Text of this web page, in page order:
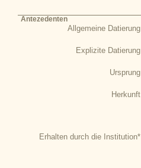
Antezedenten
Allgemeine Datierung
Explizite Datierung
Ursprung
Herkunft
Erhalten durch die Institution*